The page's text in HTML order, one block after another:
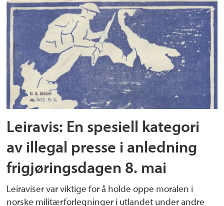
Leiravis: En spesiell kategori
av illegal presse i anledning
frigjøringsdagen 8. mai
Leiraviser var viktige for å holde oppe moralen i
norske militærforlegninger i utlandet under andre